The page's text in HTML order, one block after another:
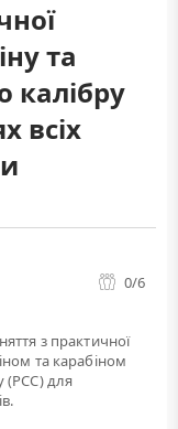
та
калібру
всіх
0/6
з практичної
та карабіном
(РСС) для